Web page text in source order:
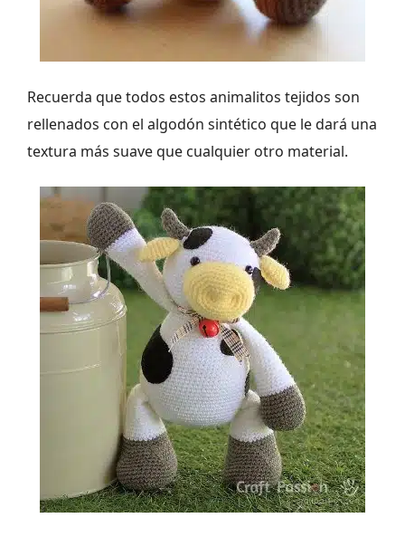
Recuerda que todos estos animalitos tejidos son
rellenados con el algodón sintético que le dará una
textura más suave que cualquier otro material.